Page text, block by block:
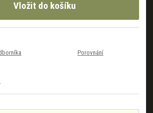
Vložit do košíku
Porovnání